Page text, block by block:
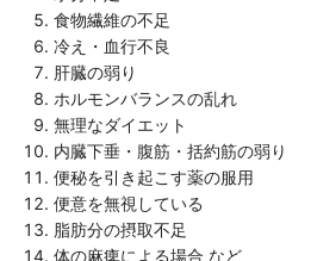
食物繊維の不足
冷え・血行不良
肝臓の弱り
ホルモンバランスの乱れ
無理なダイエット
内臓下垂・腹筋・括約筋の弱り
便秘を引き起こす薬の服用
便意を無視している
脂肪分の摂取不足
体の麻痺による場合 など